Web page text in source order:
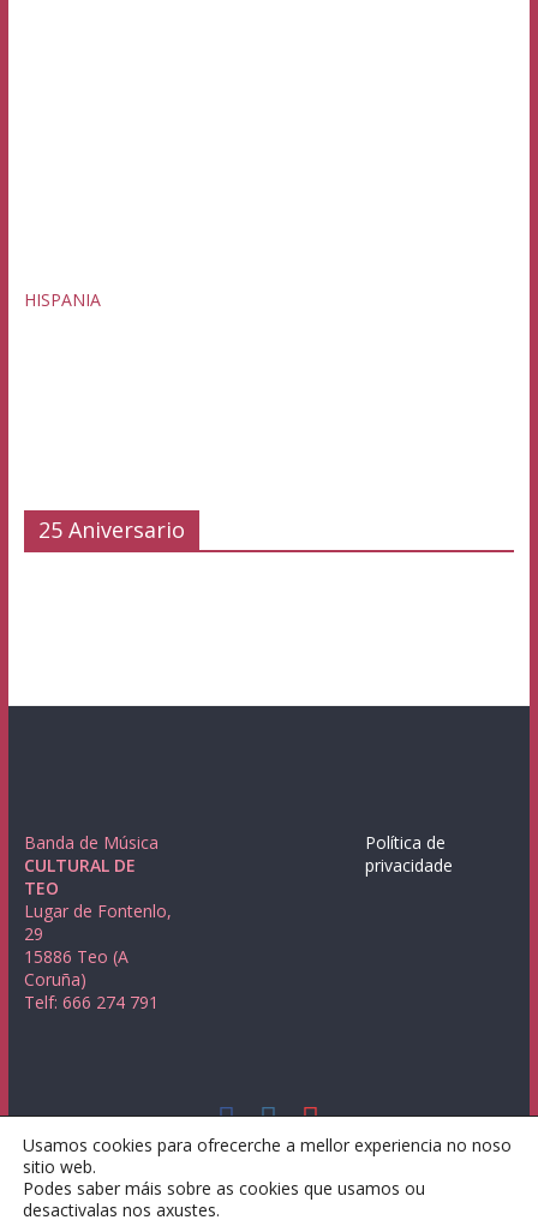
HISPANIA
25 Aniversario
Banda de Música
CULTURAL DE
TEO
Lugar de Fontenlo,
29
15886 Teo (A
Coruña)
Telf: 666 274 791
Política de
privacidade
Copyright © 2026Banda de Música Cultural de Teo. Todos los
derechos reservados.
Tema:ColorMagpor ThemeGrill. Funciona con
Usamos cookies para ofrecerche a mellor experiencia no noso
sitio web.
Podes saber máis sobre as cookies que usamos ou
desactivalas nos axustes.